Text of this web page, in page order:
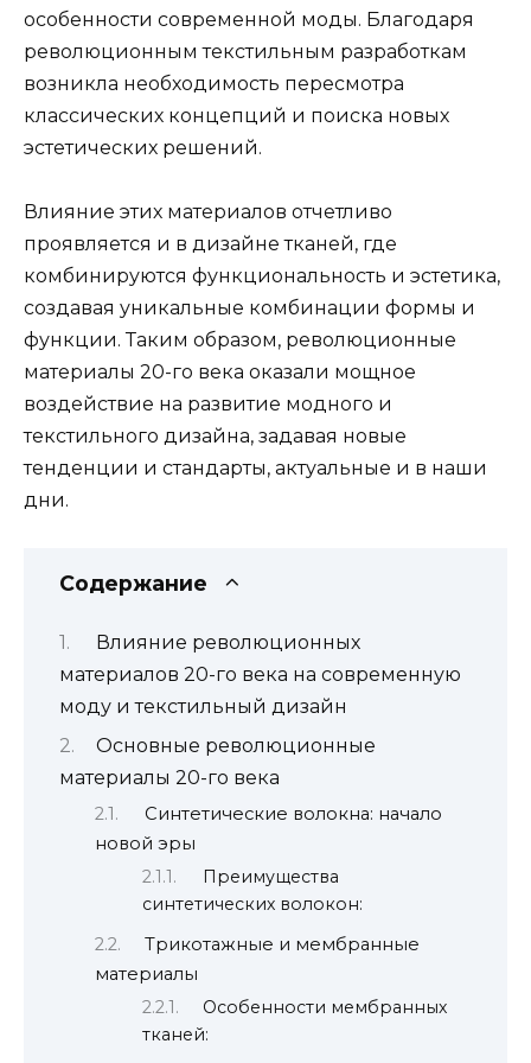
особенности современной моды. Благодаря
революционным текстильным разработкам
возникла необходимость пересмотра
классических концепций и поиска новых
эстетических решений.
Влияние этих материалов отчетливо
проявляется и в дизайне тканей, где
комбинируются функциональность и эстетика,
создавая уникальные комбинации формы и
функции. Таким образом, революционные
материалы 20-го века оказали мощное
воздействие на развитие модного и
текстильного дизайна, задавая новые
тенденции и стандарты, актуальные и в наши
дни.
Содержание
Влияние революционных
материалов 20-го века на современную
моду и текстильный дизайн
Основные революционные
материалы 20-го века
Синтетические волокна: начало
новой эры
Преимущества
синтетических волокон:
Трикотажные и мембранные
материалы
Особенности мембранных
тканей: